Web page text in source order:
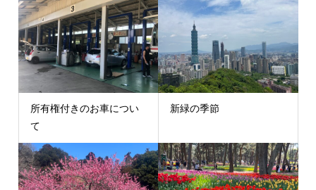
所有権付きのお車につい
て
新緑の季節